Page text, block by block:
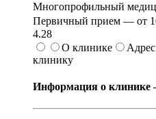
Многопрофильный
Первичный прием — от
4.28
О клинике
Адрес
клинику
Информация о